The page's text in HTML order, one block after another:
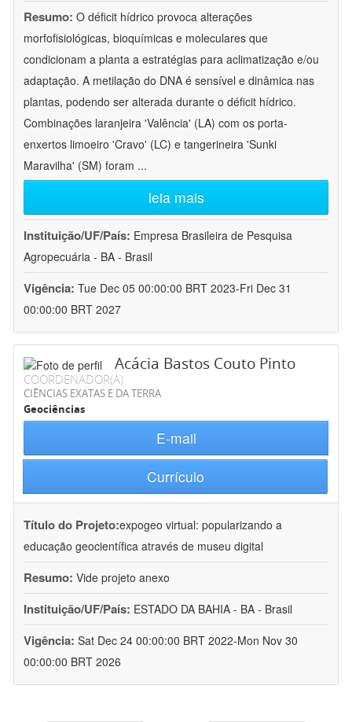
Resumo: O déficit hídrico provoca alterações
morfofisiológicas, bioquímicas e moleculares que
condicionam a planta a estratégias para aclimatização e/ou
adaptação. A metilação do DNA é sensível e dinâmica nas
plantas, podendo ser alterada durante o déficit hídrico.
Combinações laranjeira 'Valência' (LA) com os porta-
enxertos limoeiro 'Cravo' (LC) e tangerineira 'Sunki
Maravilha' (SM) foram ...
leia mais
Instituição/UF/País: Empresa Brasileira de Pesquisa
Agropecuária - BA - Brasil
Vigência: Tue Dec 05 00:00:00 BRT 2023-Fri Dec 31
00:00:00 BRT 2027
Acácia Bastos Couto Pinto
COORDENADOR(A)
CIÊNCIAS EXATAS E DA TERRA
Geociências
E-mail
Currículo
Título do Projeto:expogeo virtual: popularizando a
educação geocientífica através de museu digital
Resumo: Vide projeto anexo
Instituição/UF/País: ESTADO DA BAHIA - BA - Brasil
Vigência: Sat Dec 24 00:00:00 BRT 2022-Mon Nov 30
00:00:00 BRT 2026